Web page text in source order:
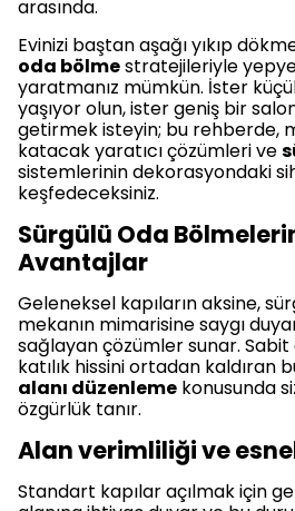
arasında.
Evinizi baştan aşağı yıkıp
oda bölmestratejileriyle
yaratmanız mümkün. İster
yaşıyor olun, ister geniş bir
getirmek isteyin; bu rehberde,
katacak yaratıcı çözümleri ve
sistemlerinin dekorasyondaki
keşfedeceksiniz.
Sürgülü Oda
Avantajlar
Geleneksel kapıların aksine,
mekanın mimarisine saygı
sağlayan çözümler sunar. Sabit
katılık hissini ortadan kaldıran
alanı düzenleme konusunda
özgürlük tanır.
Alan verimliliği ve
Standart kapılar açılmak için